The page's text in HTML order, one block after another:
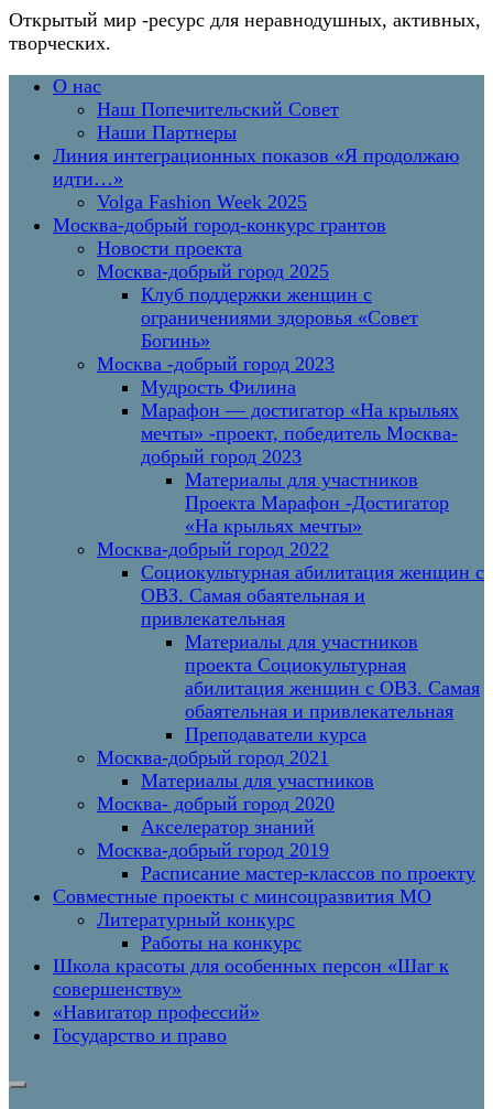
Открытый мир -ресурс для неравнодушных, активных,
творческих.
Перейти
содержимому
Основное
О нас
Наш Попечительский Совет
Наши Партнеры
Линия интеграционных показов «Я продолжаю
идти…»
Volga Fashion Week 2025
Москва-добрый город-конкурс грантов
Новости проекта
Москва-добрый город 2025
Клуб поддержки женщин с
ограничениями здоровья «Совет
Богинь»
Москва -добрый город 2023
Мудрость Филина
Марафон — достигатор «На крыльях
мечты» -проект, победитель Москва-
добрый город 2023
Материалы для участников
Проекта Марафон -Достигатор
«На крыльях мечты»
Москва-добрый город 2022
Социокультурная абилитация женщин с
ОВЗ. Самая обаятельная и
привлекательная
Материалы для участников
проекта Социокультурная
абилитация женщин с ОВЗ. Самая
обаятельная и привлекательная
Преподаватели курса
Москва-добрый город 2021
Материалы для участников
Москва- добрый город 2020
Акселератор знаний
Москва-добрый город 2019
Расписание мастер-классов по проекту
Совместные проекты с минсоцразвития МО
Литературный конкурс
Работы на конкурс
Школа красоты для особенных персон «Шаг к
совершенству»
«Навигатор профессий»
Государство и право